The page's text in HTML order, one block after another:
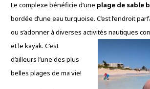
Le complexe bénéficie d’une plage de sable
bordée d’une eau turquoise. C’est l’endroit
ou s’adonner à diverses activités nautiques
et le kayak. C’est
d’ailleurs l’une des plus
belles plages de ma vie!